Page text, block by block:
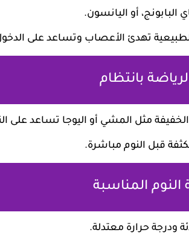
البابونج، أو اليانسون.
تهدئ الأعصاب وتساعد على
الخفيفة مثل المشي أو اليوجا تساعد على
قبل النوم مباشرة.
ودرجة حرارة معتدلة.